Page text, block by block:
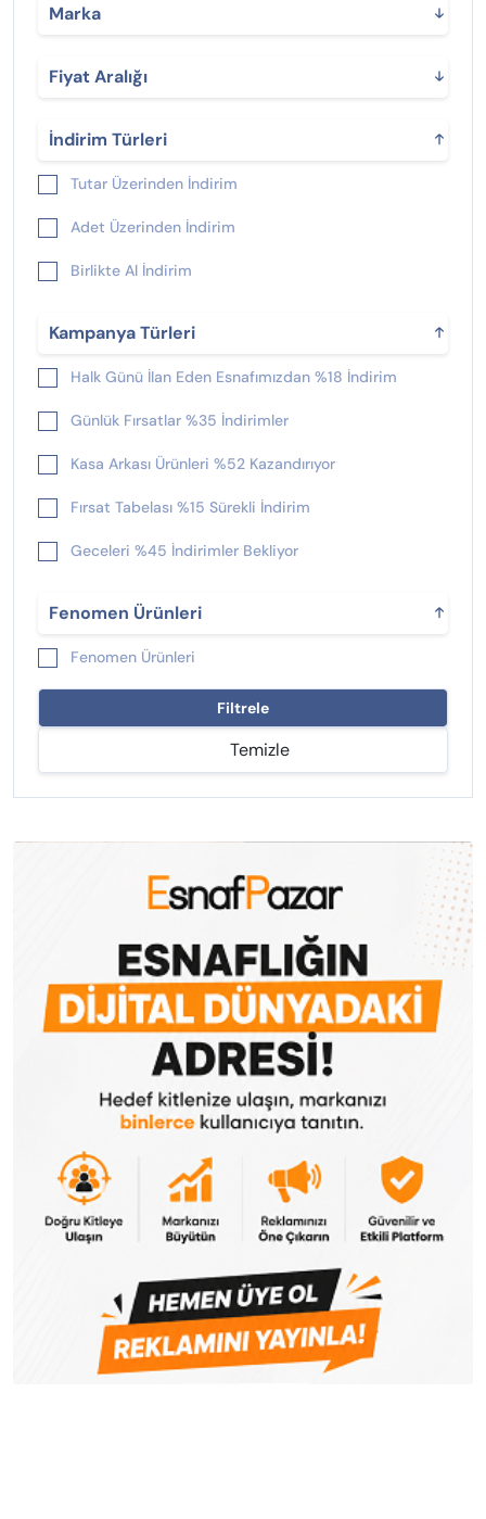
Marka
Fiyat Aralığı
İndirim Türleri
Tutar Üzerinden İndirim
Adet Üzerinden İndirim
Birlikte Al İndirim
Kampanya Türleri
Halk Günü İlan Eden Esnafımızdan %18 İndirim
Günlük Fırsatlar %35 İndirimler
Kasa Arkası Ürünleri %52 Kazandırıyor
Fırsat Tabelası %15 Sürekli İndirim
Geceleri %45 İndirimler Bekliyor
Fenomen Ürünleri
Fenomen Ürünleri
Filtrele
Temizle